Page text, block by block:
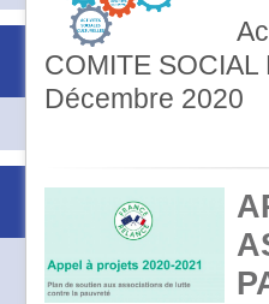
COMITE
Décembre 2020